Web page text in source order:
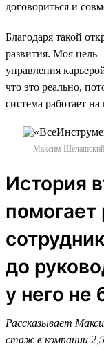
договориться и
Благодаря такой
развития. Моя цель
управления
что это реально,
система работает на
Максим Шелашский
История
до
у него не
Рассказывает
стаж в компании